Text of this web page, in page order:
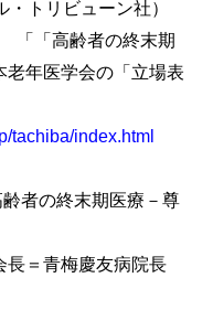
・トリビューン社）
「高齢者の終末期
年医学会の「立場表
tachiba/index.html
者の終末期医療－尊
長＝青梅慶友病院長